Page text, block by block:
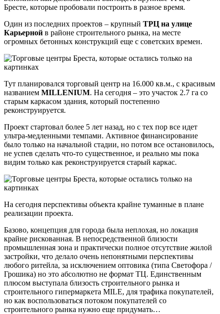
Бресте, которые пробовали построить в разное время.
Один из последних проектов – крупный ТРЦ на улице
Карьерной в районе строительного рынка, на месте
огромных бетонных конструкций еще с советских времен.
Тут планировался торговый центр на 16.000 кв.м., с красивым
названием MILLENIUM. На сегодня – это участок 2.7 га со
старым каркасом здания, который постепенно
реконструируется.
Проект стартовал более 5 лет назад, но с тех пор все идет
ультра-медленными темпами. Активное финансирование
было только на начальной стадии, но потом все остановилось,
не успев сделать что-то существенное, и реально мы пока
видим только как реконструируется старый каркас.
На сегодня перспективы объекта крайне туманные в плане
реализации проекта.
Базово, концепция для города была неплохая, но локация
крайне рискованная. В непосредственной близости
промышленная зона и практически полное отсутствие жилой
застройки, что делало очень непонятными перспективы
любого ритейла, за исключением оптовика (типа Светофора /
Грошика) но это абсолютно не формат ТЦ. Единственным
плюсом выступала близость строительного рынка и
строительного гипермаркета MILE, для трафика покупателей,
но как воспользоваться потоком покупателей со
строительного рынка нужно еще придумать…